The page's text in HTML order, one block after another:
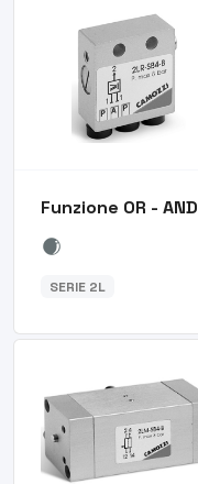
Funzione OR - AND
SERIE 2L